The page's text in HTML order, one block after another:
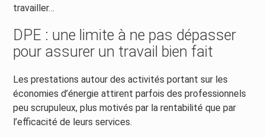
travailler…
DPE : une limite à ne pas dépasser
pour assurer un travail bien fait
Les prestations autour des activités portant sur les
économies d’énergie attirent parfois des professionnels
peu scrupuleux, plus motivés par la rentabilité que par
l’efficacité de leurs services.